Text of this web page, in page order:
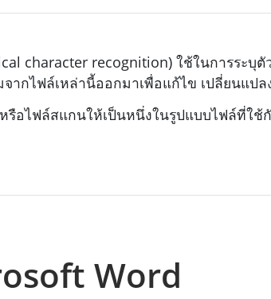
character recognition) ใช้ในการระ
ากไฟล์เหล่านี้ออกมาเพื่อแก้ไข เปลี่ยนแป
อไฟล์สแกนให้เป็นหนึ่งในรูปแบบไฟล์ที่ใ
Word